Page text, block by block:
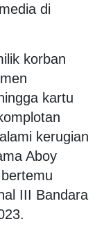
di
korban
kartu
kerugian
Aboy
III Bandara